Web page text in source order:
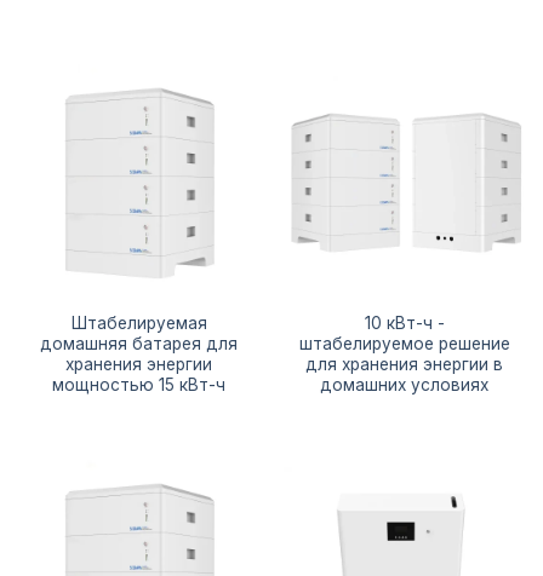
Штабелируемая
домашняя батарея для
хранения энергии
мощностью 15 кВт-ч
10 кВт-ч -
штабелируемое решение
для хранения энергии в
домашних условиях